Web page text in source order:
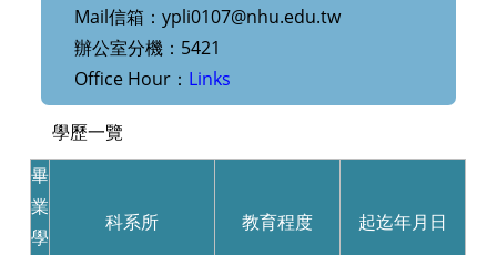
Mail信箱：ypli0107@nhu.edu.tw
辦公室分機：5421
Office Hour： Links
學歷一覽
畢
業
學
科系所 教育程度 起迄年月日